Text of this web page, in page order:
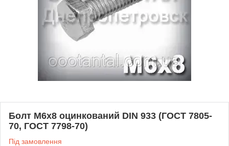
Болт М6х8 оцинкований DIN 933 (ГОСТ 7805-
70, ГОСТ 7798-70)
Під замовлення